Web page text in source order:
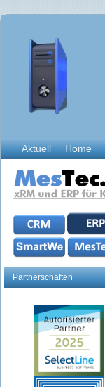
Aktuell Home
Partnerschaften